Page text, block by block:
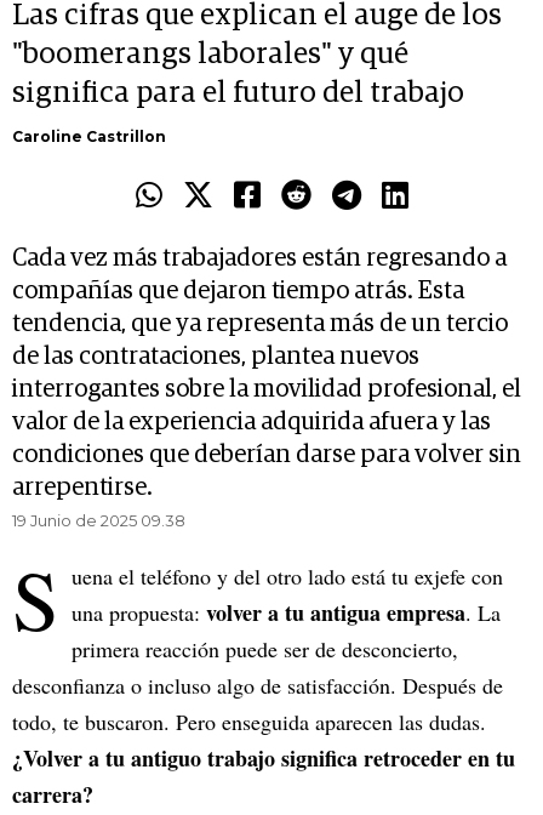
Las cifras que explican el auge de los
"boomerangs laborales" y qué
significa para el futuro del trabajo
Caroline Castrillon
Cada vez más trabajadores están regresando a
compañías que dejaron tiempo atrás. Esta
tendencia, que ya representa más de un tercio
de las contrataciones, plantea nuevos
interrogantes sobre la movilidad profesional, el
valor de la experiencia adquirida afuera y las
condiciones que deberían darse para volver sin
arrepentirse.
19 Junio de 2025 09.38
S uena el teléfono y del otro lado está tu exjefe con
una propuesta: volver a tu antigua empresa. La
primera reacción puede ser de desconcierto,
desconfianza o incluso algo de satisfacción. Después de
todo, te buscaron. Pero enseguida aparecen las dudas.
¿Volver a tu antiguo trabajo significa retroceder en tu
carrera?